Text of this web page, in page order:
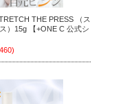
THE PRESS （ス
）15g 【+ONE C 公式シ